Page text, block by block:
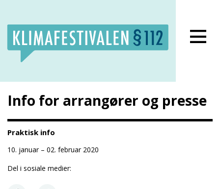
Lukk meny
Info for arrangører og presse
Praktisk info
10. januar – 02. februar 2020
Del i sosiale medier: